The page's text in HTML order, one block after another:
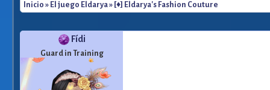
Inicio » El juego Eldarya» [♦] Eldarya's Fashion Couture
Fídi
Guard in Training